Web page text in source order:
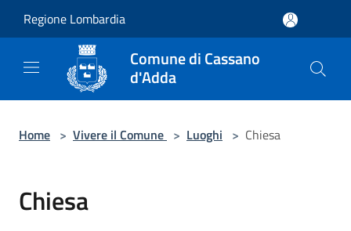
Regione Lombardia
Comune di Cassano
d'Adda
Home > Vivere il Comune > Luoghi > Chiesa
Chiesa